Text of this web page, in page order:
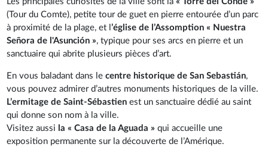
(Tour du Comte), petite tour de guet en pierre entourée d’un parc
à proximité de la plage, et l’église de l’Assomption « Nuestra
Señora de l'Asunción », typique pour ses arcs en pierre et un
sanctuaire qui abrite plusieurs pièces d’art.
En vous baladant dans lecentre historique de San Sebastián,
vous pouvez admirer d’autres monuments historiques de la ville.
L’ermitage de Saint-Sébastien est un sanctuaire dédié au saint
qui donne son nom à la ville.
Visitez aussi la « Casa de la Aguada »qui accueille une
exposition permanente sur la découverte de l’Amérique.